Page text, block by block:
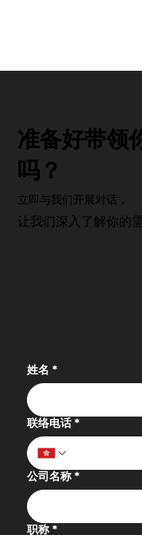
让我们深入了解你的
准备好带领
吗？
立即与我们开展对话，
姓名 *
联络电话 *
公司名称 *
职称 *